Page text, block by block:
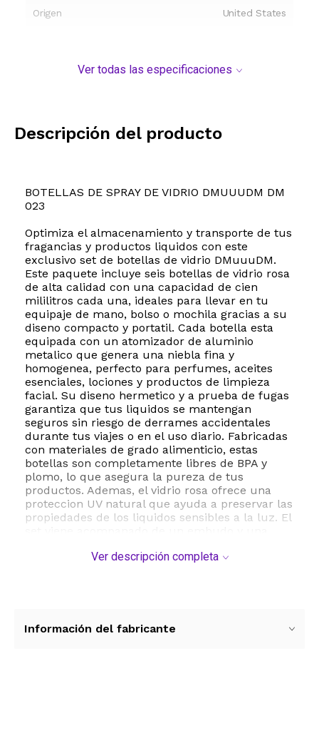
Origen United States
Ver todas las especificaciones
Descripción del producto
BOTELLAS DE SPRAY DE VIDRIO DMUUUDM DM
023
Optimiza el almacenamiento y transporte de tus
fragancias y productos liquidos con este
exclusivo set de botellas de vidrio DMuuuDM.
Este paquete incluye seis botellas de vidrio rosa
de alta calidad con una capacidad de cien
mililitros cada una, ideales para llevar en tu
equipaje de mano, bolso o mochila gracias a su
diseno compacto y portatil. Cada botella esta
equipada con un atomizador de aluminio
metalico que genera una niebla fina y
homogenea, perfecto para perfumes, aceites
esenciales, lociones y productos de limpieza
facial. Su diseno hermetico y a prueba de fugas
garantiza que tus liquidos se mantengan
seguros sin riesgo de derrames accidentales
durante tus viajes o en el uso diario. Fabricadas
con materiales de grado alimenticio, estas
botellas son completamente libres de BPA y
plomo, lo que asegura la pureza de tus
productos. Ademas, el vidrio rosa ofrece una
proteccion UV natural que ayuda a preservar las
propiedades de los liquidos sensibles a la luz. El
limpia y rapida, convirtiendolo en una opcion
RIGE PARA LOS ENVíOS POSTALES
Ver descripción completa
Información del fabricante